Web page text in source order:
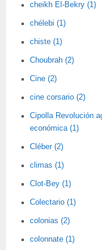
cheikh El-Bekry (1)
chélebi (1)
chiste (1)
Choubrah (2)
Cine (2)
cine corsario (2)
Cipolla Revolución
económica (1)
Cléber (2)
climas (1)
Clot-Bey (1)
Colectario (1)
colonias (2)
colonnate (1)